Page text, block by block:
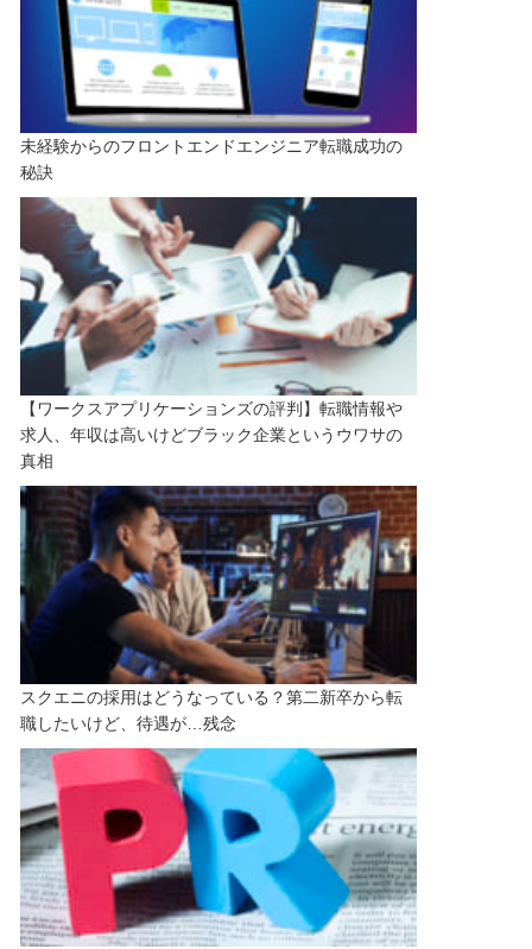
未経験からのフロントエンドエンジニア転職成功の
秘訣
【ワークスアプリケーションズの評判】転職情報や
求人、年収は高いけどブラック企業というウワサの
真相
スクエニの採用はどうなっている？第二新卒から転
職したいけど、待遇が…残念